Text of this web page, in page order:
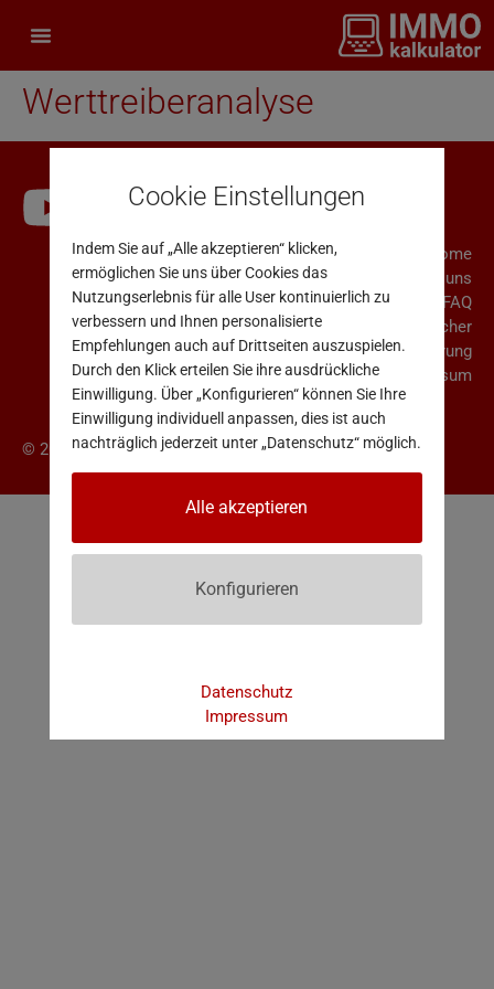
Werttreiberanalyse
Home
Über uns
FAQ
Rücktrittsrecht für Verbraucher
AGB & Datenschutzerklärung
Impressum
© 2025 Immo Analytics GmbH
Cookie Einstellungen
Indem Sie auf „Alle akzeptieren“ klicken,
ermöglichen Sie uns über Cookies das
Nutzungserlebnis für alle User kontinuierlich zu
verbessern und Ihnen personalisierte
Empfehlungen auch auf Drittseiten auszuspielen.
Durch den Klick erteilen Sie ihre ausdrückliche
Einwilligung. Über „Konfigurieren“ können Sie Ihre
Einwilligung individuell anpassen, dies ist auch
nachträglich jederzeit unter „Datenschutz“ möglich.
Alle akzeptieren
Konfigurieren
Datenschutz
Impressum